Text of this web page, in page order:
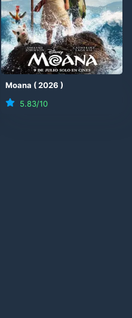
Moana (2026 )
5.83/10